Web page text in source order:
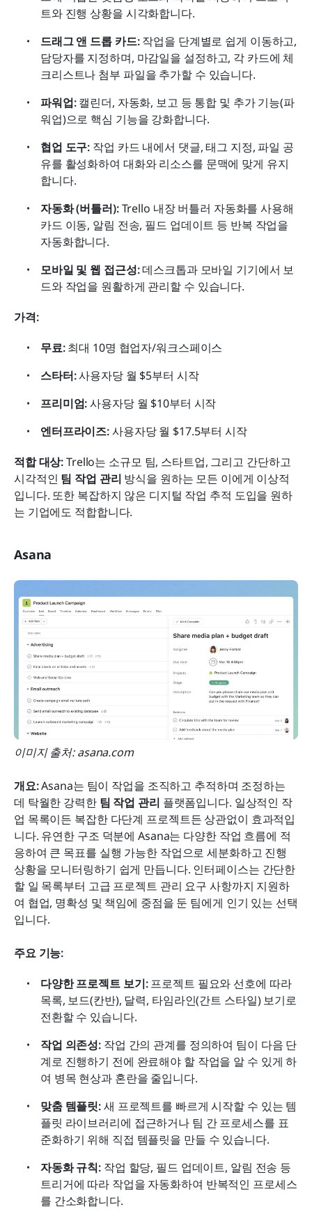
트와 진행 상황을 시각화합니다.
드래그 앤 드롭 카드: 작업을 단계별로 쉽게 이동하고,
담당자를 지정하며, 마감일을 설정하고, 각 카드에 체
크리스트나 첨부 파일을 추가할 수 있습니다.
파워업: 캘린더, 자동화, 보고 등 통합 및 추가 기능(파
워업)으로 핵심 기능을 강화합니다.
협업 도구: 작업 카드 내에서 댓글, 태그 지정, 파일 공
유를 활성화하여 대화와 리소스를 문맥에 맞게 유지
합니다.
자동화 (버틀러): Trello 내장 버틀러 자동화를 사용해
카드 이동, 알림 전송, 필드 업데이트 등 반복 작업을
자동화합니다.
모바일 및 웹 접근성: 데스크톱과 모바일 기기에서 보
드와 작업을 원활하게 관리할 수 있습니다.
가격:
무료: 최대 10명 협업자/워크스페이스
스타터: 사용자당 월 $5부터 시작
프리미엄: 사용자당 월 $10부터 시작
엔터프라이즈: 사용자당 월 $17.5부터 시작
적합 대상: Trello는 소규모 팀, 스타트업, 그리고 간단하고
시각적인 팀 작업 관리 방식을 원하는 모든 이에게 이상적
입니다. 또한 복잡하지 않은 디지털 작업 추적 도입을 원하
는 기업에도 적합합니다.
Asana
이미지 출처: asana.com
개요: Asana는 팀이 작업을 조직하고 추적하며 조정하는
데 탁월한 강력한 팀 작업 관리 플랫폼입니다. 일상적인 작
업 목록이든 복잡한 다단계 프로젝트든 상관없이 효과적입
니다. 유연한 구조 덕분에 Asana는 다양한 작업 흐름에 적
응하여 큰 목표를 실행 가능한 작업으로 세분화하고 진행
상황을 모니터링하기 쉽게 만듭니다. 인터페이스는 간단한
할 일 목록부터 고급 프로젝트 관리 요구 사항까지 지원하
여 협업, 명확성 및 책임에 중점을 둔 팀에게 인기 있는 선택
입니다.
주요 기능:
다양한 프로젝트 보기: 프로젝트 필요와 선호에 따라
목록, 보드(칸반), 달력, 타임라인(간트 스타일) 보기로
전환할 수 있습니다.
작업 의존성: 작업 간의 관계를 정의하여 팀이 다음 단
계로 진행하기 전에 완료해야 할 작업을 알 수 있게 하
여 병목 현상과 혼란을 줄입니다.
맞춤 템플릿: 새 프로젝트를 빠르게 시작할 수 있는 템
플릿 라이브러리에 접근하거나 팀 간 프로세스를 표
준화하기 위해 직접 템플릿을 만들 수 있습니다.
자동화 규칙: 작업 할당, 필드 업데이트, 알림 전송 등
트리거에 따라 작업을 자동화하여 반복적인 프로세스
를 간소화합니다.